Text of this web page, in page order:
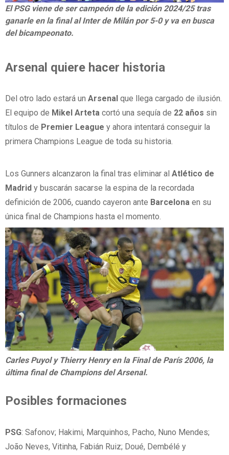
El PSG viene de ser campeón de la edición 2024/25 tras
ganarle en la final al Inter de Milán por 5-0 y va en busca
del bicampeonato.
Arsenal quiere hacer historia
Del otro lado estará un Arsenal que llega cargado de ilusión.
El equipo de Mikel Arteta cortó una sequía de 22 años sin
títulos de Premier League y ahora intentará conseguir la
primera Champions League de toda su historia.
Los Gunners alcanzaron la final tras eliminar al Atlético de
Madrid y buscarán sacarse la espina de la recordada
definición de 2006, cuando cayeron ante Barcelona en su
única final de Champions hasta el momento.
Carles Puyol y Thierry Henry en la Final de París 2006, la
última final de Champions del Arsenal.
Posibles formaciones
PSG: Safonov; Hakimi, Marquinhos, Pacho, Nuno Mendes;
João Neves, Vitinha, Fabián Ruiz; Doué, Dembélé y